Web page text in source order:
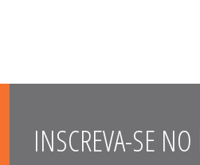
INSCREVA-SE